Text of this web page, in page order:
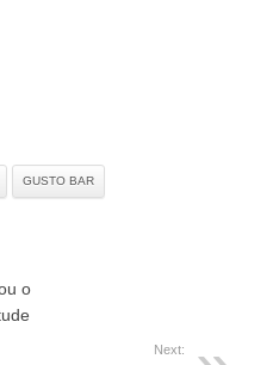
GUSTO BAR
o
Next: